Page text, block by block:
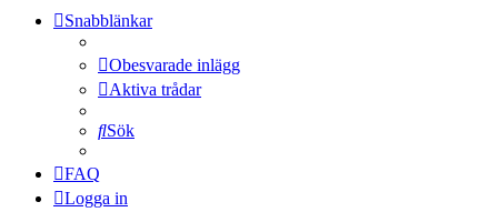
Snabblänkar
Obesvarade inlägg
Aktiva trådar
Sök
FAQ
Logga in